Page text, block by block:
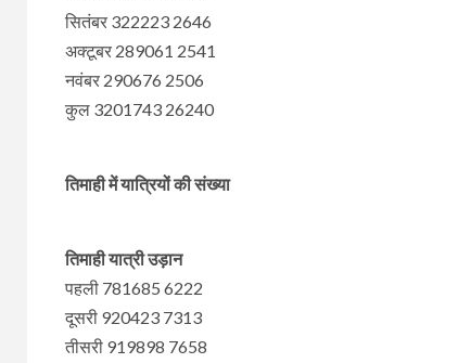
सितंबर 322223 2646
अक्टूबर 289061 2541
नवंबर 290676 2506
कुल 3201743 26240
तिमाही में यात्रियों की संख्या
तिमाही यात्री उड़ान
पहली 781685 6222
दूसरी 920423 7313
तीसरी 919898 7658